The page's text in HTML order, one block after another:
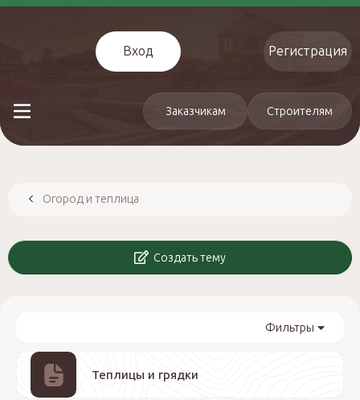
Вход Регистрация
Заказчикам Строителям
Огород и теплица
Создать тему
Фильтры
Теплицы и грядки